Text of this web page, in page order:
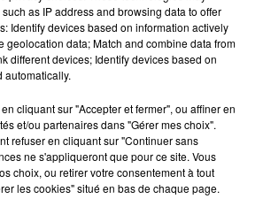
JAMES BLUNT
Soleils
as IP address and browsing data to offer
Identify devices based on information actively
geolocation data; Match and combine data from
different devices; Identify devices based on
automatically.
cliquant sur "Accepter et fermer", ou affiner en
et/ou partenaires dans "Gérer mes choix".
refuser en cliquant sur "Continuer sans
ne s'appliqueront que pour ce site. Vous
choix, ou retirer votre consentement à tout
les cookies" situé en bas de chaque page.